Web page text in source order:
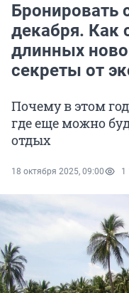
Бронировать
декабря. Как
длинных
секреты от
Почему в этом
где еще можно
отдых
18 октября 2025, 09:00 1